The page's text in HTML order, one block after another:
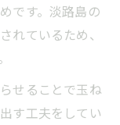
です。淡路島の
れているため、
せることで玉ね
す工夫をしてい